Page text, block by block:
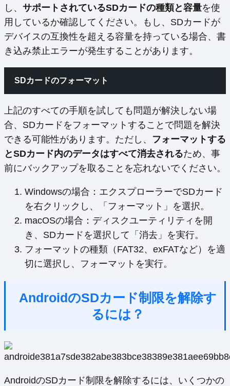
し、 サポートされているSDカードの種類と容量を使
用しているか確認してください。もし、SDカードが
デバイスの互換性を超える容量を持っている場合、書
き込み禁止エラーが発生することがあります。
SDカードのフォーマット
上記のすべての手順を試しても問題が解決しない場
合、SDカードをフォーマットすることで問題を解決
できる可能性があります。ただし、 フォーマットする
とSDカード内のデータはすべて消去されるため、事
前にバックアップを取ることを忘れないでください。
Windowsの場合：エクスプローラーでSDカード
を右クリックし、「フォーマット」を選択。
macOSの場合：ディスクユーティリティを開
き、SDカードを選択して「消去」を実行。
フォーマットの種類（FAT32、exFATなど）を適
切に選択し、フォーマットを実行。
AndroidのSDカード制限を解除す
るには？
AndroidのSDカード制限を解除するには、いくつかの